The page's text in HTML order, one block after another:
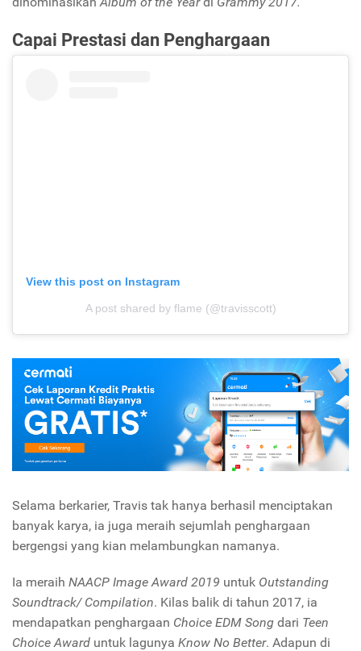
Capai Prestasi dan Penghargaan
View this post on Instagram
A post shared by flame (@travisscott)
Selama berkarier, Travis tak hanya berhasil menciptakan
banyak karya, ia juga meraih sejumlah penghargaan
bergengsi yang kian melambungkan namanya.
Ia meraih NAACP Image Award 2019 untuk Outstanding
Soundtrack/ Compilation. Kilas balik di tahun 2017, ia
mendapatkan penghargaan Choice EDM Song dari Teen
Choice Award untuk lagunya Know No Better. Adapun di